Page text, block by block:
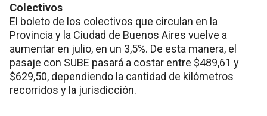
Colectivos
El boleto de los colectivos que circulan en la
Provincia y la Ciudad de Buenos Aires vuelve a
aumentar en julio, en un 3,5%. De esta manera, el
pasaje con SUBE pasará a costar entre $489,61 y
$629,50, dependiendo la cantidad de kilómetros
recorridos y la jurisdicción.